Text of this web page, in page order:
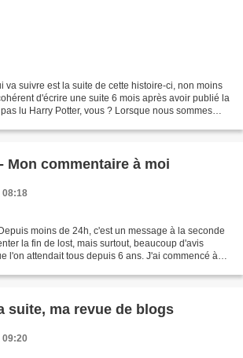
va suivre est la suite de cette histoire-ci, non moins
d'écrire une suite 6 mois après avoir publié la
lu Harry Potter, vous ? Lorsque nous sommes
Mon commentaire à moi
08:18
moins de 24h, c'est un message à la seconde
la fin de lost, mais surtout, beaucoup d'avis
l'on attendait tous depuis 6 ans. J'ai commencé à
suite, ma revue de blogs
09:20